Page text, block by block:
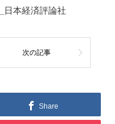
日本経済評論社
次の記事
Share